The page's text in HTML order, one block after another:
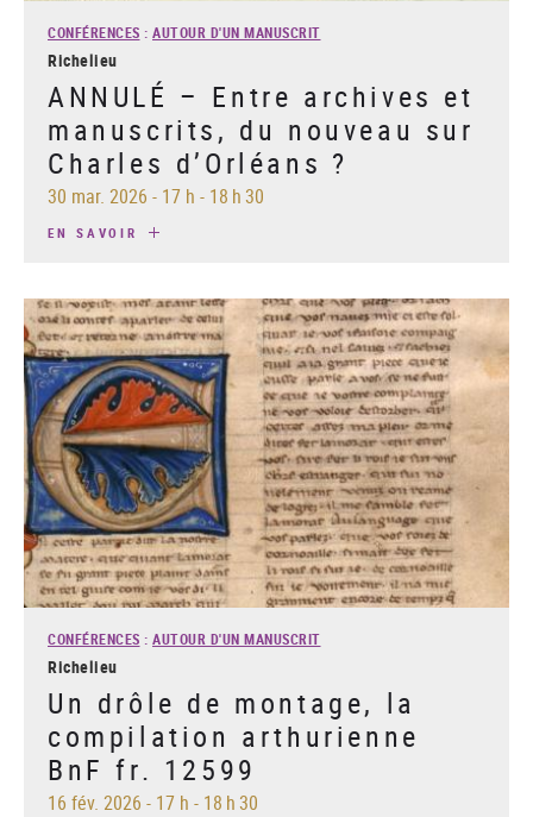
CONFÉRENCES : AUTOUR D'UN MANUSCRIT
Richelieu
ANNULÉ – Entre archives et
manuscrits, du nouveau sur
Charles d’Orléans ?
30 mar. 2026 - 17 h - 18 h 30
EN SAVOIR
CONFÉRENCES : AUTOUR D'UN MANUSCRIT
Richelieu
Un drôle de montage, la
compilation arthurienne
BnF fr. 12599
16 fév. 2026 - 17 h - 18 h 30